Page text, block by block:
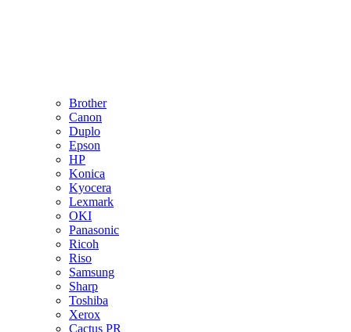
Brother
Canon
Duplo
Epson
HP
Konica
Kyocera
Lexmark
OKI
Panasonic
Ricoh
Riso
Samsung
Sharp
Toshiba
Xerox
Cactus PR